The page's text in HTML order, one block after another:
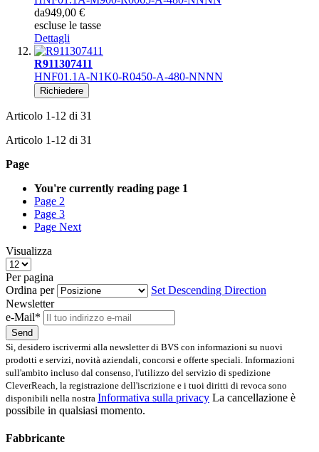
da949,00 €
escluse le tasse
Dettagli
R911307411
HNF01.1A-N1K0-R0450-A-480-NNNN
Richiedere
Articolo 1-12 di 31
Articolo 1-12 di 31
Page
You're currently reading page 1
Page 2
Page 3
Page Next
Visualizza
Per pagina
Ordina per
Set Descending Direction
Newsletter
e-Mail*
Send
Sì, desidero iscrivermi alla newsletter di BVS con informazioni su nuovi
prodotti e servizi, novità aziendali, concorsi e offerte speciali. Informazioni
sull'ambito incluso dal consenso, l'utilizzo del servizio di spedizione
CleverReach, la registrazione dell'iscrizione e i tuoi diritti di revoca sono
disponibili nella nostra Informativa sulla privacy La cancellazione è
possibile in qualsiasi momento.
Fabbricante